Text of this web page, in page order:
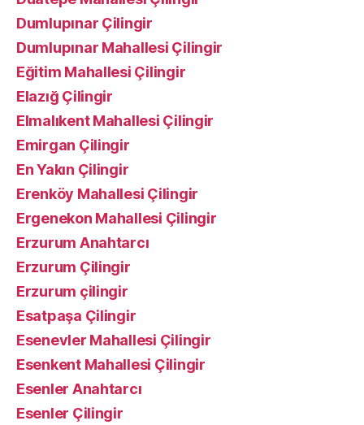
Dumlupınar Çilingir
Dumlupınar Mahallesi Çilingir
Eğitim Mahallesi Çilingir
Elazığ Çilingir
Elmalıkent Mahallesi Çilingir
Emirgan Çilingir
En Yakın Çilingir
Erenköy Mahallesi Çilingir
Ergenekon Mahallesi Çilingir
Erzurum Anahtarcı
Erzurum Çilingir
Erzurum çilingir
Esatpaşa Çilingir
Esenevler Mahallesi Çilingir
Esenkent Mahallesi Çilingir
Esenler Anahtarcı
Esenler Çilingir